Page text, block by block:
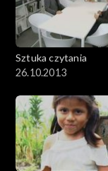
Sztuka czytania
26.10.2013